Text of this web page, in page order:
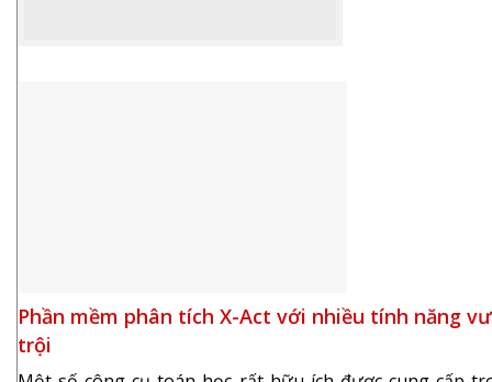
Phần mềm phân tích X-Act với nhiều tính năng
trội